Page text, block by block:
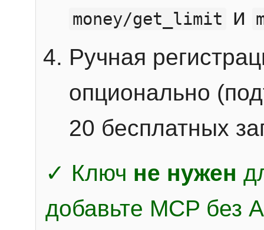
money/get_limit
и
Ручная
опционально
20 бесплатных
✓ Ключ не нужен
добавьте MCP без